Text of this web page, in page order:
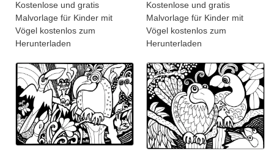
Kostenlose und gratis
Malvorlage für Kinder mit
Vögel kostenlos zum
Herunterladen
Kostenlose und gratis
Malvorlage für Kinder mit
Vögel kostenlos zum
Herunterladen